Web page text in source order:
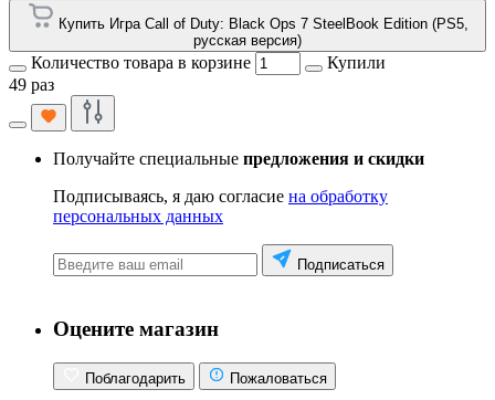
Купить Игра Call of Duty: Black Ops 7 SteelBook Edition (PS5,
русская версия)
Количество товара в корзине
Купили
49 раз
Получайте специальные предложения и скидки
Подписываясь, я даю согласие на обработку
персональных данных
Подписаться
Оцените магазин
Поблагодарить Пожаловаться